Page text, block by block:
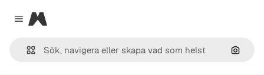
Close menu
Magnific
Sök